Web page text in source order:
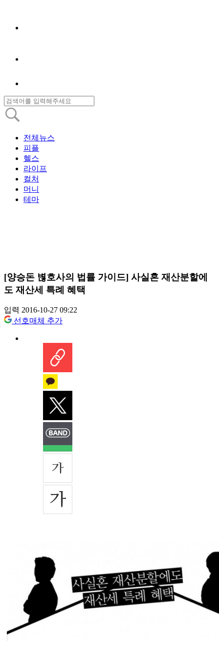
전체뉴스
피플
헬스
라이프
컬처
머니
테마
[양승돈 볂호사의 법률 가이드] 사실혼 재산분할에
도 재산세 특례 혜택
입력 2016-10-27 09:22
선호매체 추가